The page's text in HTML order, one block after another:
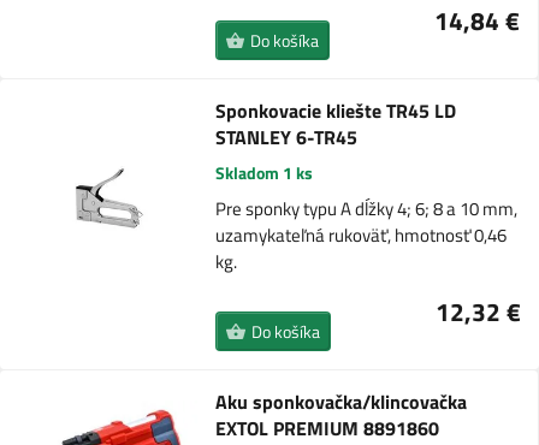
14,84 €
Do košíka
Sponkovacie kliešte TR45 LD
STANLEY 6-TR45
Skladom 1 ks
Pre sponky typu A dĺžky 4; 6; 8 a 10 mm,
uzamykateľná rukoväť, hmotnosť 0,46
kg.
12,32 €
Do košíka
Aku sponkovačka/klincovačka
EXTOL PREMIUM 8891860